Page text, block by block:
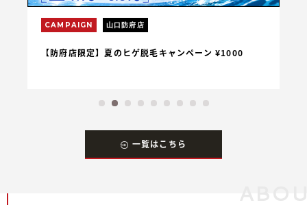
CAMPAIGN 山口防府店
【防府店限定】夏のヒゲ脱毛キャンペーン ¥1000
一覧はこちら